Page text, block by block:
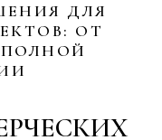
ДЛЯ
ОТ